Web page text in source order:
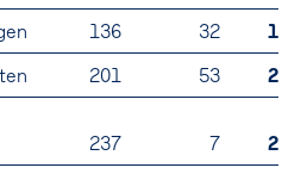
136 32
168
201 53
253
237 7
245